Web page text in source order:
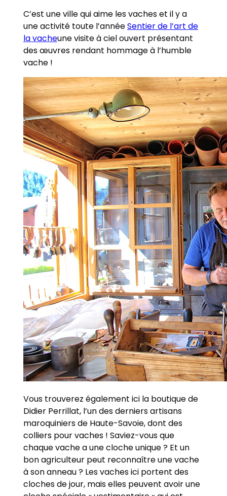
C’est une ville qui aime les vaches et il y a
une activité toute l’annéeSentier de l’art de
la vacheune visite à ciel ouvert présentant
des œuvres rendant hommage à l’humble
vache !
Vous trouverez également ici la boutique de
Didier Perrillat, l’un des derniers artisans
maroquiniers de Haute-Savoie, dont des
colliers pour vaches ! Saviez-vous que
chaque vache a une cloche unique ? Et un
bon agriculteur peut reconnaître une vache
à son anneau ? Les vaches ici portent des
cloches de jour, mais elles peuvent avoir une